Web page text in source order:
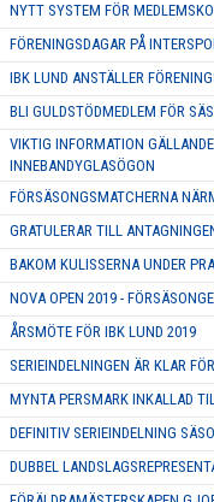
NYTT SYSTEM FÖR
FÖRENINGSDAGAR PÅ
IBK LUND ANSTÄLLER
BLI GULDSTÖDMEDLEM FÖR
VIKTIG INFORMATION
INNEBANDYGLASÖGON
FÖRSÄSONGSMATCHERNA
GRATULERAR TILL
BAKOM KULISSERNA UNDER
NOVA OPEN 2019 -
ÅRSMÖTE FÖR IBK LUND 2019
SERIEINDELNINGEN ÄR KLAR
MYNTA PERSMARK INKALLAD
DEFINITIV SERIEINDELNING
DUBBEL